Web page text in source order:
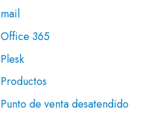
mail
Office 365
Plesk
Productos
Punto de venta desatendido